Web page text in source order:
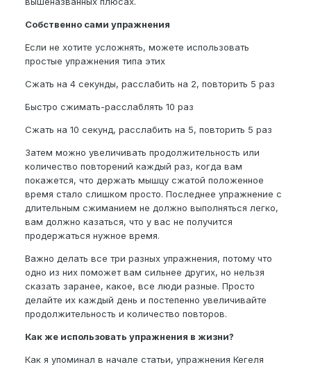
Собственно сами упражнения
Если не хотите усложнять, можете использовать
простые упражнения типа этих
Сжать на 4 секунды, расслабить на 2, повторить 5 раз
Быстро сжимать-расслаблять 10 раз
Сжать на 10 секунд, расслабить на 5, повторить 5 раз
Затем можно увеличивать продолжительность или
количество повторений каждый раз, когда вам
покажется, что держать мышцу сжатой положенное
время стало слишком просто. Последнее упражнение с
длительным сжиманием не должно выполняться легко,
вам должно казаться, что у вас не получится
продержаться нужное время.
Важно делать все три разных упражнения, потому что
одно из них поможет вам сильнее других, но нельзя
сказать заранее, какое, все люди разные. Просто
делайте их каждый день и постепенно увеличивайте
продолжительность и количество повторов.
Как же использовать упражнения в жизни?
Как я упоминал в начале статьи, упражнения Кегеля